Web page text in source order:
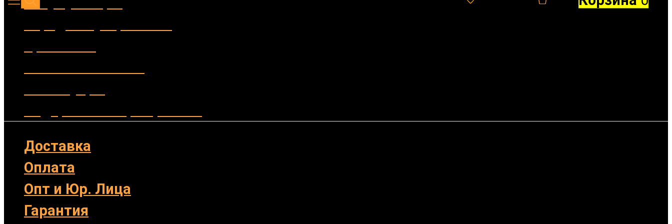
Доставка
Оплата
Опт и Юр. Лица
Гарантия